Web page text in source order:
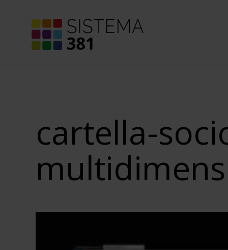
cartella-